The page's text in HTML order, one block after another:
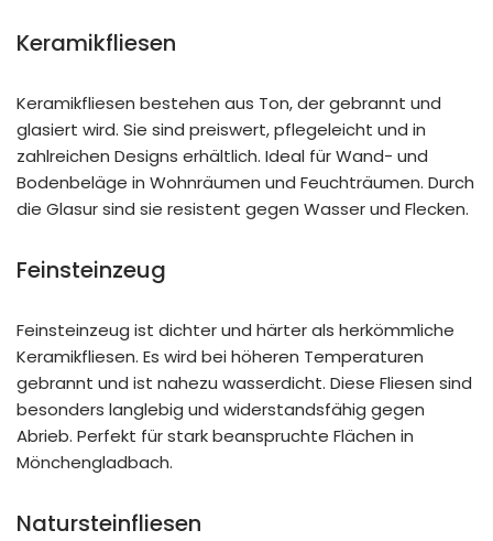
Keramikfliesen
Keramikfliesen bestehen aus Ton, der gebrannt und
glasiert wird. Sie sind preiswert, pflegeleicht und in
zahlreichen Designs erhältlich. Ideal für Wand- und
Bodenbeläge in Wohnräumen und Feuchträumen. Durch
die Glasur sind sie resistent gegen Wasser und Flecken.
Feinsteinzeug
Feinsteinzeug ist dichter und härter als herkömmliche
Keramikfliesen. Es wird bei höheren Temperaturen
gebrannt und ist nahezu wasserdicht. Diese Fliesen sind
besonders langlebig und widerstandsfähig gegen
Abrieb. Perfekt für stark beanspruchte Flächen in
Mönchengladbach.
Natursteinfliesen